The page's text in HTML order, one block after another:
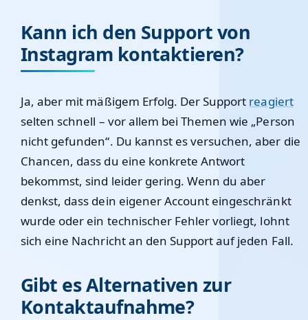
Kann ich den Support von
Instagram kontaktieren?
Ja, aber mit mäßigem Erfolg. Der Support reagiert
selten schnell – vor allem bei Themen wie „Person
nicht gefunden“. Du kannst es versuchen, aber die
Chancen, dass du eine konkrete Antwort
bekommst, sind leider gering. Wenn du aber
denkst, dass dein eigener Account eingeschränkt
wurde oder ein technischer Fehler vorliegt, lohnt
sich eine Nachricht an den Support auf jeden Fall.
Gibt es Alternativen zur
Kontaktaufnahme?